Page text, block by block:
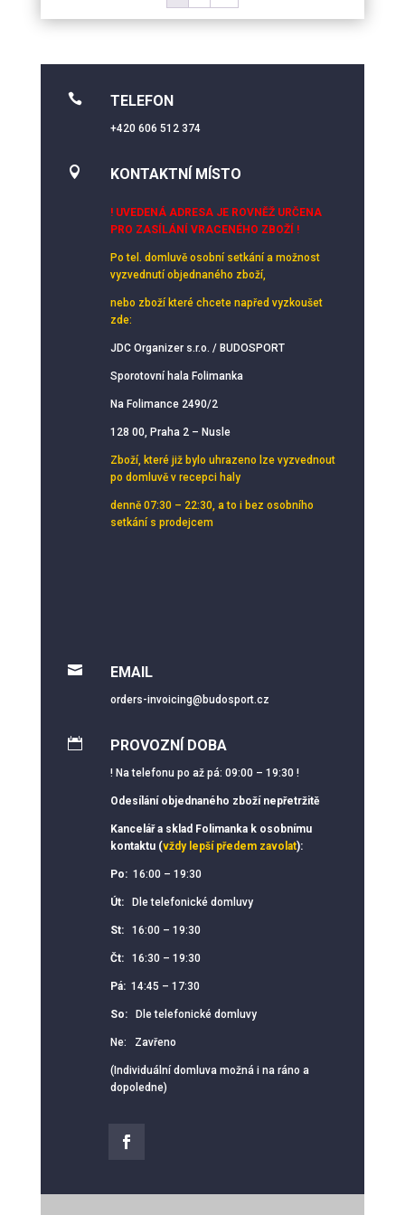
 TELEFON
+420 606 512 374
 KONTAKTNÍ MÍSTO
! UVEDENÁ ADRESA JE ROVNĚŽ URČENA
PRO ZASÍLÁNÍ VRACENÉHO ZBOŽÍ !
Po tel. domluvě osobní setkánía možnost
vyzvednutí objednaného zboží,
nebo zboží které chcete napřed vyzkoušet
zde:
JDC Organizer s.r.o. / BUDOSPORT
Sporotovní hala Folimanka
Na Folimance 2490/2
128 00, Praha 2 – Nusle
Zboží, které již bylo uhrazeno lze vyzvednout
po domluvě v recepci haly
denně 07:30 – 22:30, a to i bez osobního
setkání s prodejcem
 EMAIL
orders-invoicing@budosport.cz
 PROVOZNÍ DOBA
! Na telefonu po až pá: 09:00 – 19:30 !
Odesílání objednaného zboží nepřetržitě
Kancelář a sklad Folimanka k osobnímu
kontaktu (vždy lepší předem zavolat):
Po: 16:00 – 19:30
Út:Dle telefonické domluvy
St: 16:00 – 19:30
Čt: 16:30 – 19:30
Pá:14:45 – 17:30
So: Dle telefonické domluvy
Ne: Zavřeno
(Individuální domluva možná i na ráno a
dopoledne)